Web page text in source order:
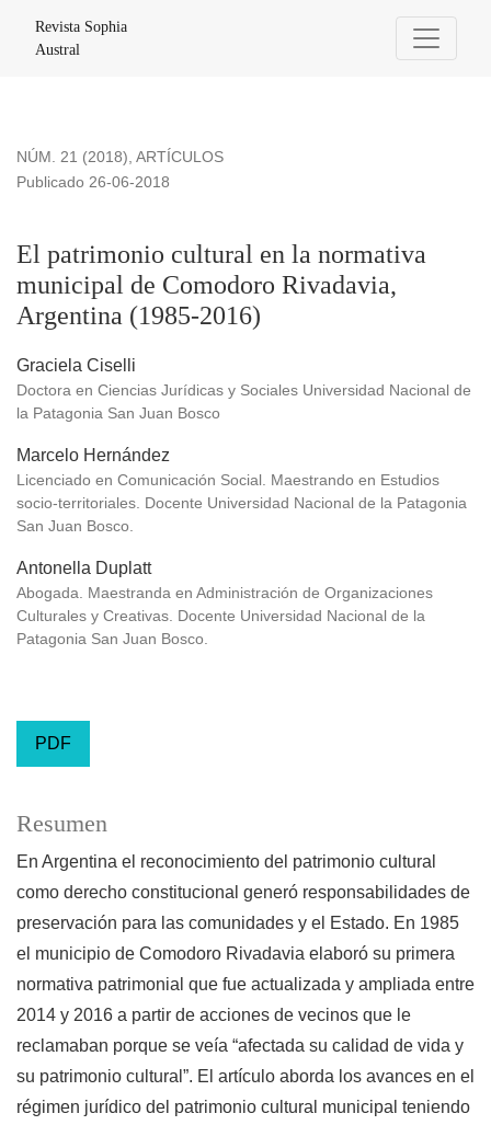
Revista Sophia
Austral
NÚM. 21 (2018), ARTÍCULOS
El patrimonio cultural en la normativa
municipal de Comodoro Rivadavia,
Argentina (1985-2016)
Publicado 26-06-2018
Graciela Ciselli
Doctora en Ciencias Jurídicas y Sociales Universidad Nacional de
la Patagonia San Juan Bosco
Marcelo Hernández
Licenciado en Comunicación Social. Maestrando en Estudios
socio-territoriales. Docente Universidad Nacional de la Patagonia
San Juan Bosco.
Antonella Duplatt
Abogada. Maestranda en Administración de Organizaciones
Culturales y Creativas. Docente Universidad Nacional de la
Patagonia San Juan Bosco.
PDF
Resumen
En Argentina el reconocimiento del patrimonio cultural
como derecho constitucional generó responsabilidades de
preservación para las comunidades y el Estado. En 1985
el municipio de Comodoro Rivadavia elaboró su primera
normativa patrimonial que fue actualizada y ampliada entre
2014 y 2016 a partir de acciones de vecinos que le
reclamaban porque se veía “afectada su calidad de vida y
su patrimonio cultural”. El artículo aborda los avances en el
régimen jurídico del patrimonio cultural municipal teniendo